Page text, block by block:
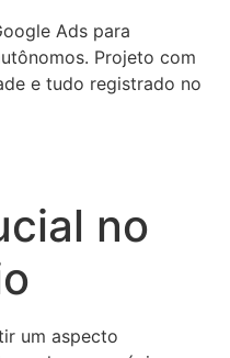
Ads para
Projeto com
e tudo registrado no
no
um aspecto